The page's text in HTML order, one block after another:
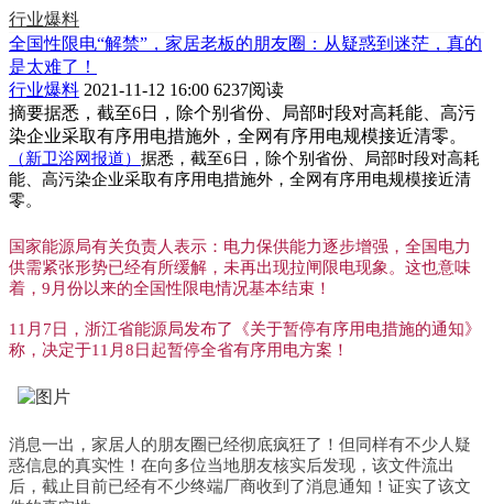
行业爆料
全国性限电“解禁”，家居老板的朋友圈：从疑惑到迷茫，真的
是太难了！
行业爆料 2021-11-12 16:00 6237阅读
摘要据悉，截至6日，除个别省份、局部时段对高耗能、高污
染企业采取有序用电措施外，全网有序用电规模接近清零。
（新卫浴网报道） 据悉，截至6日，除个别省份、局部时段对高耗
能、高污染企业采取有序用电措施外，全网有序用电规模接近清
零。
国家能源局有关负责人表示：电力保供能力逐步增强，全国电力
供需紧张形势已经有所缓解，未再出现拉闸限电现象。这也意味
着，9月份以来的全国性限电情况基本结束！
11月7日，浙江省能源局发布了《关于暂停有序用电措施的通知》
称，决定于11月8日起暂停全省有序用电方案！
消息一出，家居人的朋友圈已经彻底疯狂了！但同样有不少人疑
惑信息的真实性！在向多位当地朋友核实后发现，该文件流出
后，截止目前已经有不少终端厂商收到了消息通知！证实了该文